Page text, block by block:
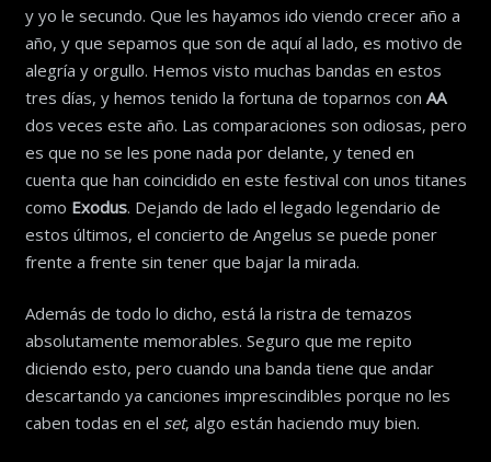
y yo le secundo. Que les hayamos ido viendo crecer año a
año, y que sepamos que son de aquí al lado, es motivo de
alegría y orgullo. Hemos visto muchas bandas en estos
tres días, y hemos tenido la fortuna de toparnos con AA
dos veces este año. Las comparaciones son odiosas, pero
es que no se les pone nada por delante, y tened en
cuenta que han coincidido en este festival con unos titanes
como Exodus. Dejando de lado el legado legendario de
estos últimos, el concierto de Angelus se puede poner
frente a frente sin tener que bajar la mirada.
Además de todo lo dicho, está la ristra de temazos
absolutamente memorables. Seguro que me repito
diciendo esto, pero cuando una banda tiene que andar
descartando ya canciones imprescindibles porque no les
caben todas en el set, algo están haciendo muy bien.